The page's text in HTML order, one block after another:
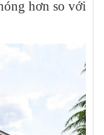
hơn so với